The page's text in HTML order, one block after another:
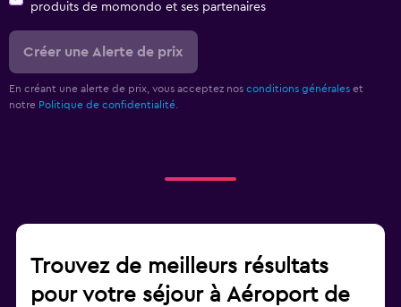
produits de momondo et ses partenaires
Créer une Alerte de prix
En créant une alerte de prix, vous acceptez nos conditions générales et
notre Politique de confidentialité.
Trouvez de meilleurs résultats
pour votre séjour à Aéroport de